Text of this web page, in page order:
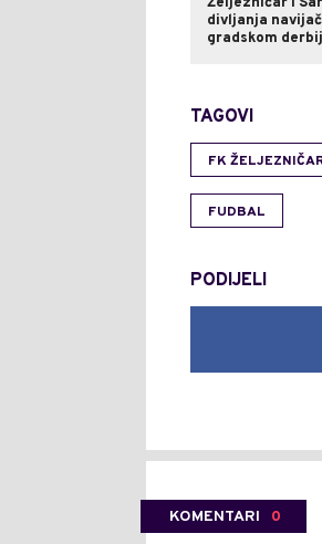
divljanja
gradskom
TAGOVI
FK
FUDBAL
PODIJELI
KOMENTARI 0